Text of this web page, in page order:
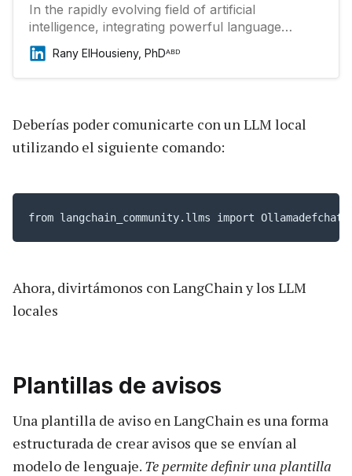
In the rapidly evolving field of artificial
intelligence, integrating powerful language
models into your applications can be a game-
changer. LangChain, in conjunction with Azure
OpenAI, offers a robust framework for
Rany ElHousieny, PhDᴬᴮᴰ
Deberías poder comunicarte con un LLM local
utilizando el siguiente comando:
from langchain_community.llms import
Ahora, divirtámonos con LangChain y los LLM
locales
Plantillas de avisos
Una plantilla de aviso en LangChain es una forma
estructurada de crear avisos que se envían al
modelo de lenguaje. Te permite definir una plantilla